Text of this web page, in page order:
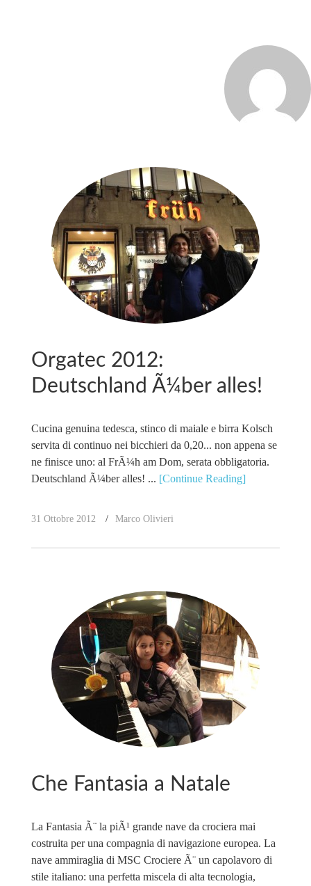
Orgatec 2012:
Deutschland Ã¼ber alles!
Cucina genuina tedesca, stinco di maiale e birra Kolsch
servita di continuo nei bicchieri da 0,20... non appena se
ne finisce uno: al FrÃ¼h am Dom, serata obbligatoria.
Deutschland Ã¼ber alles! ... [Continue Reading]
31 Ottobre 2012 Marco Olivieri
Che Fantasia a Natale
La Fantasia Ã¨ la piÃ¹ grande nave da crociera mai
costruita per una compagnia di navigazione europea. La
nave ammiraglia di MSC Crociere Ã¨ un capolavoro di
stile italiano: una perfetta miscela di alta tecnologia,